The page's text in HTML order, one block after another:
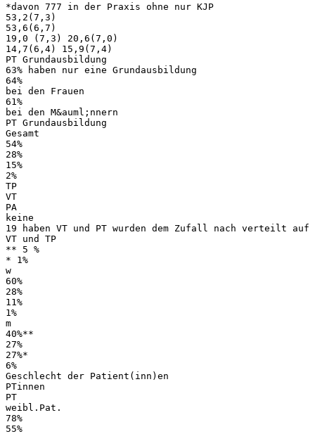
*davon 777 in der Praxis ohne nur KJP
53,2(7,3)
53,6(6,7)
19,0 (7,3) 20,6(7,0)
14,7(6,4) 15,9(7,4)
PT Grundausbildung
63% haben nur eine Grundausbildung
64%
bei den Frauen
61%
bei den M&auml;nnern
PT Grundausbildung
Gesamt
54%
28%
15%
2%
TP
VT
PA
keine
19 haben VT und PT wurden dem Zufall nach verteilt auf
VT und TP
** 5 %
* 1%
w
60%
28%
11%
1%
m
40%**
27%
27%*
6%
Geschlecht der Patient(inn)en
PTinnen
PT
weibl.Pat.
78%
55%